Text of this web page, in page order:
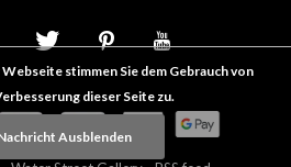
stimmen Sie dem Gebrauch von
dieser Seite zu.
Ausblenden